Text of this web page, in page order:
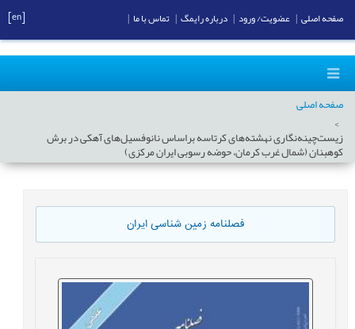
صفحه اصلی
زیست‌چینه‌نگاری نهشته‌های کرتاسه براساس نانوفسیل‌های آهکی در برش
کوهبنان (شمال غرب کرمان، حوضه رسوبی ایران مرکزی)
فصلنامه زمین شناسی ایران
صفحه اصلی عضویت/ ورود درباره رایمگ تماس با ما